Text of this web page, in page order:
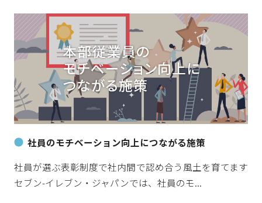
社員のモチベーション向上につながる施策
社員が選ぶ表彰制度で社内間で認め合う風土を育てます
セブン-イレブン・ジャパンでは、社員のモ...